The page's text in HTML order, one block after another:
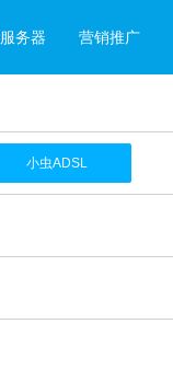
服务器 营销推广
小虫ADSL